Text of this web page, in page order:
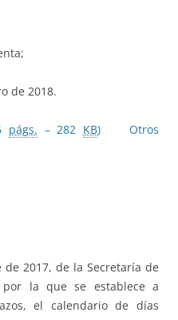
de 2018.
págs. – 282 KB)
Otros
2017, de la Secretaría de
por la que se establece a
el calendario de días